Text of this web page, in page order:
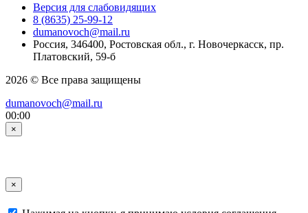
Версия для слабовидящих
8 (8635) 25-99-12
dumanovoch@mail.ru
Россия, 346400, Ростовская обл., г. Новочеркасск, пр.
Платовский, 59-б
2026 © Все права защищены
dumanovoch@mail.ru
00:00
×
×